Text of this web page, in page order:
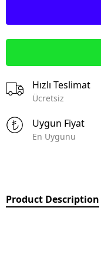
Hızlı Teslimat
Ücretsiz
Uygun Fiyat
En Uygunu
Product Description